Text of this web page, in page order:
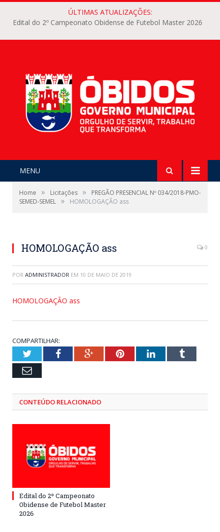
ÚLTIMAS ATUALIZAÇÕES:
Edital do 2º Campeonato Obidense de Futebol Master 2026
MENU
Home » Licitações »
PREGÃO PRESENCIAL Nº 034/2018-PMO-
SEMED-SEMEL » HOMOLOGAÇÃO ass
HOMOLOGAÇÃO ass 0
POR ADMINISTRADOR EM 10 DE MAIO DE 2019
HOMOLOGAÇÃO ass
COMPARTILHAR:
TwitterFacebookGoogle+PinterestLinkedInTumblr
Email
CONTEÚDO RELACIONADO
Edital do 2º Campeonato
Obidense de Futebol Master
2026